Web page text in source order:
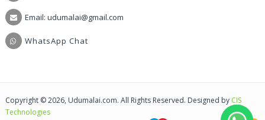
Email: udumalai@gmail.com
WhatsApp Chat
Copyright © 2026, Udumalai.com. All Rights Reserved. Designed by CIS
Technologies